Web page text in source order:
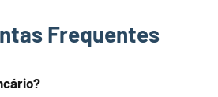
Frequentes